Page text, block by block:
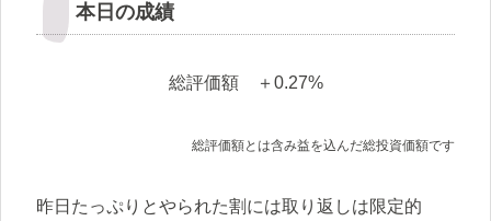
本日の成績
総評価額 ＋0.27%
総評価額とは含み益を込んだ総投資価額です
昨日たっぷりとやられた割には取り返しは限定的